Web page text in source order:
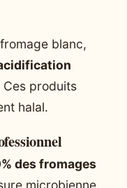
blanc,
Ces produits
halal.
des fromages